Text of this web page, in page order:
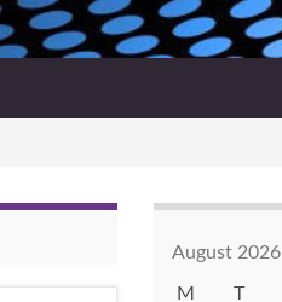
August 2026
M T